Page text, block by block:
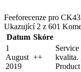
Feeforecenze pro
Ukazující 2 z 601
Datum Skóre
1
August
2019
++
kvalita.